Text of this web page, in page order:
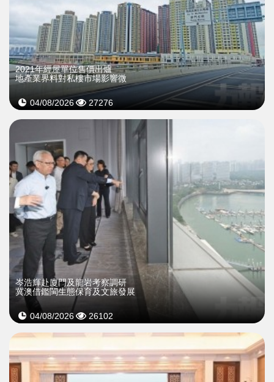
2021年經屋單位售價出爐
地產業界料對私樓市場影響微
04/08/2026 27276
岑浩輝赴廈門及龍岩考察調研
冀澳借鑑閩生態保育及文旅發展
04/08/2026 26102